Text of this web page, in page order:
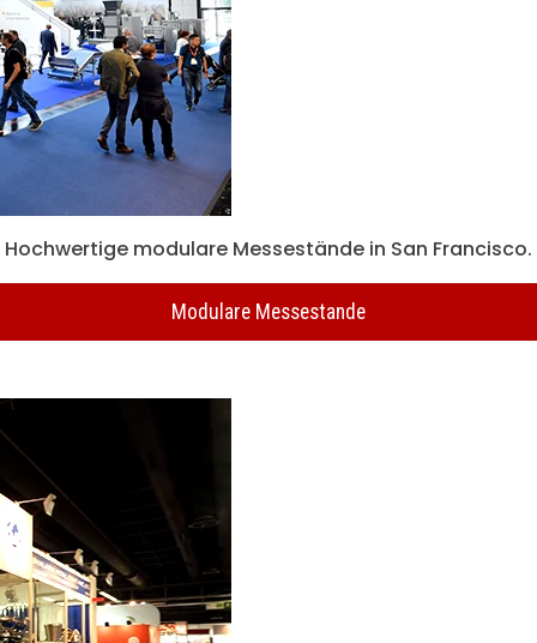
Hochwertige modulare Messestände in San Francisco.
Modulare Messestande